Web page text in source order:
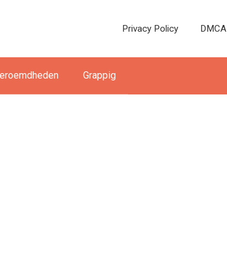
Privacy Policy DMCA
Grappig